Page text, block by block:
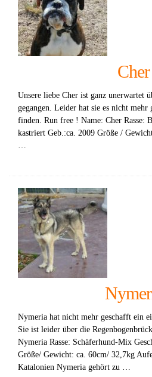
Cher
Unsere liebe Cher ist ganz unerwartet
gegangen. Leider hat sie es nicht mehr
finden. Run free ! Name: Cher Rasse:
kastriert Geb.:ca. 2009 Größe /
…
Nymeria hat nicht mehr geschafft ein
Sie ist leider über die
Nymeria Rasse: Schäferhund-Mix
Größe/ Gewicht: ca. 60cm/ 32,7kg
Katalonien Nymeria gehört zu …